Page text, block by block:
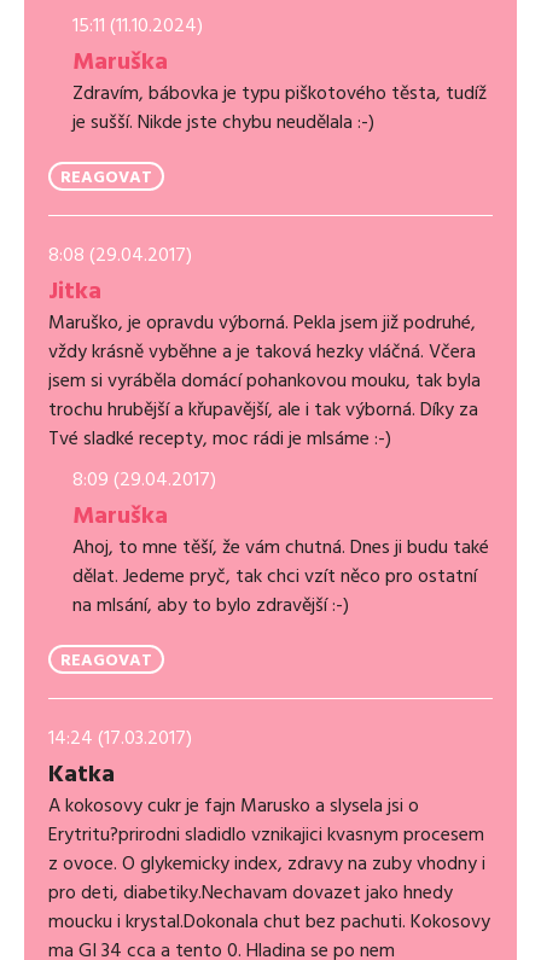
15:11 (11.10.2024)
Maruška
Zdravím, bábovka je typu piškotového těsta, tudíž
je sušší. Nikde jste chybu neudělala :-)
REAGOVAT
8:08 (29.04.2017)
Jitka
Maruško, je opravdu výborná. Pekla jsem již podruhé,
vždy krásně vyběhne a je taková hezky vláčná. Včera
jsem si vyráběla domácí pohankovou mouku, tak byla
trochu hrubější a křupavější, ale i tak výborná. Díky za
Tvé sladké recepty, moc rádi je mlsáme :-)
8:09 (29.04.2017)
Maruška
Ahoj, to mne těší, že vám chutná. Dnes ji budu také
dělat. Jedeme pryč, tak chci vzít něco pro ostatní
na mlsání, aby to bylo zdravější :-)
REAGOVAT
14:24 (17.03.2017)
Katka
A kokosovy cukr je fajn Marusko a slysela jsi o
Erytritu?prirodni sladidlo vznikajici kvasnym procesem
z ovoce. O glykemicky index, zdravy na zuby vhodny i
pro deti, diabetiky.Nechavam dovazet jako hnedy
moucku i krystal.Dokonala chut bez pachuti. Kokosovy
ma GI 34 cca a tento 0. Hladina se po nem